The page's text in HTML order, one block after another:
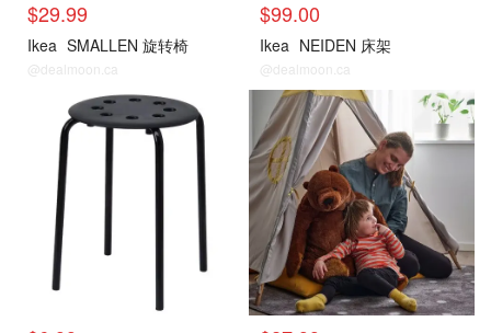
$29.99
Ikea SMALLEN 旋转椅
@dealmoon.ca
$99.00
Ikea NEIDEN 床架
@dealmoon.ca